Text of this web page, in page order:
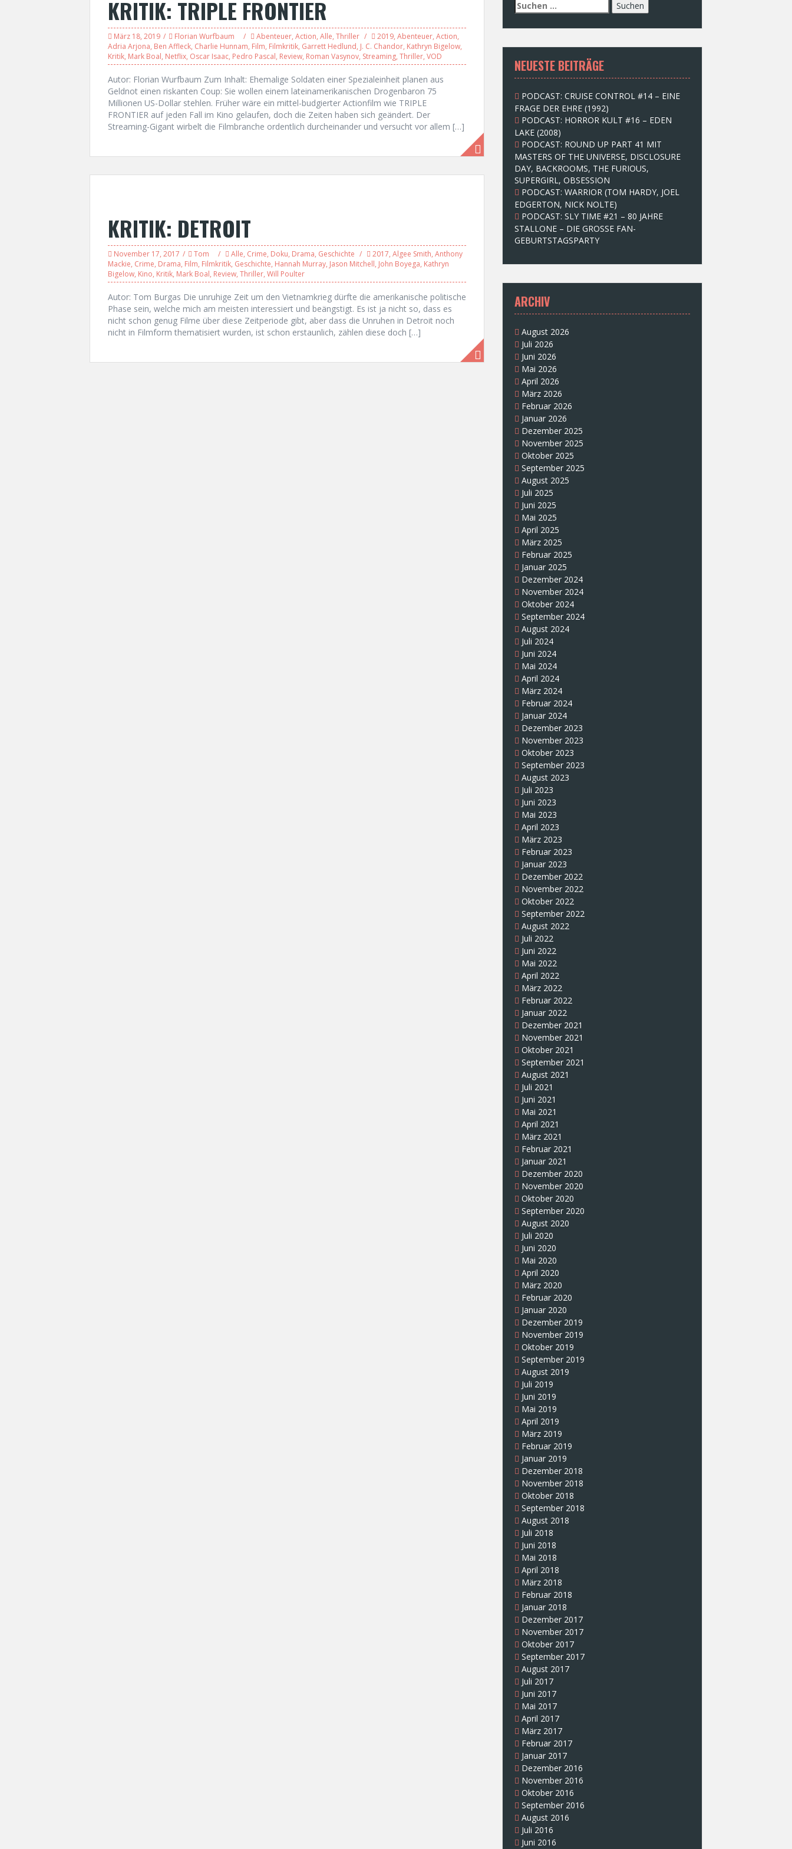
KRITIK: TRIPLE FRONTIER
März 18, 2019 Florian Wurfbaum Abenteuer, Action, Alle, Thriller 2019, Abenteuer, Action,
Adria Arjona, Ben Affleck, Charlie Hunnam, Film, Filmkritik, Garrett Hedlund, J. C. Chandor, Kathryn Bigelow,
Kritik, Mark Boal, Netflix, Oscar Isaac, Pedro Pascal, Review, Roman Vasynov, Streaming, Thriller, VOD
Autor: Florian Wurfbaum Zum Inhalt: Ehemalige Soldaten einer Spezialeinheit planen aus
Geldnot einen riskanten Coup: Sie wollen einem lateinamerikanischen Drogenbaron 75
Millionen US-Dollar stehlen. Früher wäre ein mittel-budgierter Actionfilm wie TRIPLE
FRONTIER auf jeden Fall im Kino gelaufen, doch die Zeiten haben sich geändert. Der
Streaming-Gigant wirbelt die Filmbranche ordentlich durcheinander und versucht vor allem […]
KRITIK: DETROIT
November 17, 2017 Tom Alle, Crime, Doku, Drama, Geschichte 2017, Algee Smith, Anthony
Mackie, Crime, Drama, Film, Filmkritik, Geschichte, Hannah Murray, Jason Mitchell, John Boyega, Kathryn
Bigelow, Kino, Kritik, Mark Boal, Review, Thriller, Will Poulter
Autor: Tom Burgas Die unruhige Zeit um den Vietnamkrieg dürfte die amerikanische politische
Phase sein, welche mich am meisten interessiert und beängstigt. Es ist ja nicht so, dass es
nicht schon genug Filme über diese Zeitperiode gibt, aber dass die Unruhen in Detroit noch
nicht in Filmform thematisiert wurden, ist schon erstaunlich, zählen diese doch […]
S
u
c
e
n
n
c
h
:
NEUESTE BEITRÄGE
PODCAST: CRUISE CONTROL #14 – EINE
FRAGE DER EHRE (1992)
PODCAST: HORROR KULT #16 – EDEN
LAKE (2008)
PODCAST: ROUND UP PART 41 MIT
MASTERS OF THE UNIVERSE, DISCLOSURE
DAY, BACKROOMS, THE FURIOUS,
SUPERGIRL, OBSESSION
PODCAST: WARRIOR (TOM HARDY, JOEL
EDGERTON, NICK NOLTE)
PODCAST: SLY TIME #21 – 80 JAHRE
STALLONE – DIE GROSSE FAN-
GEBURTSTAGSPARTY
ARCHIV
August 2026
Juli 2026
Juni 2026
Mai 2026
April 2026
März 2026
Februar 2026
Januar 2026
Dezember 2025
November 2025
Oktober 2025
September 2025
August 2025
Juli 2025
Juni 2025
Mai 2025
April 2025
März 2025
Februar 2025
Januar 2025
Dezember 2024
November 2024
Oktober 2024
September 2024
August 2024
Juli 2024
Juni 2024
Mai 2024
April 2024
März 2024
Februar 2024
Januar 2024
Dezember 2023
November 2023
Oktober 2023
September 2023
August 2023
Juli 2023
Juni 2023
Mai 2023
April 2023
März 2023
Februar 2023
Januar 2023
Dezember 2022
November 2022
Oktober 2022
September 2022
August 2022
Juli 2022
Juni 2022
Mai 2022
April 2022
März 2022
Februar 2022
Januar 2022
Dezember 2021
November 2021
Oktober 2021
September 2021
August 2021
Juli 2021
Juni 2021
Mai 2021
April 2021
März 2021
Februar 2021
Januar 2021
Dezember 2020
November 2020
Oktober 2020
September 2020
August 2020
Juli 2020
Juni 2020
Mai 2020
April 2020
März 2020
Februar 2020
Januar 2020
Dezember 2019
November 2019
Oktober 2019
September 2019
August 2019
Juli 2019
Juni 2019
Mai 2019
April 2019
März 2019
Februar 2019
Januar 2019
Dezember 2018
November 2018
Oktober 2018
September 2018
August 2018
Juli 2018
Juni 2018
Mai 2018
April 2018
März 2018
Februar 2018
Januar 2018
Dezember 2017
November 2017
Oktober 2017
September 2017
August 2017
Juli 2017
Juni 2017
Mai 2017
April 2017
März 2017
Februar 2017
Januar 2017
Dezember 2016
November 2016
Oktober 2016
September 2016
August 2016
Juli 2016
Juni 2016